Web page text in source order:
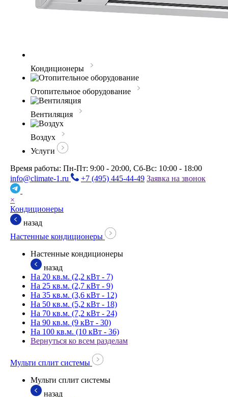
Кондиционеры
Отопительное оборудование
Вентиляция
Воздух
Услуги
Время работы: Пн-Пт: 9:00 - 20:00, Сб-Вс: 10:00 - 18:00
info@climate-1.ru
+7 (495) 445-44-49 Заявка на звонок
×
Кондиционеры
назад
Настенные кондиционеры
Настенные кондиционеры
назад
На 20 кв.м. (2,2 кВт - 7)
На 25 кв.м. (2,7 кВт - 9)
На 35 кв.м. (3,6 кВт - 12)
На 50 кв.м. (5,2 кВт - 18)
На 70 кв.м. (7,2 кВт - 24)
На 90 кв.м. (9 кВт - 30)
На 100 кв.м. (10 кВт - 36)
Вернуться ко всем разделам
Мульти сплит системы
Мульти сплит системы
назад